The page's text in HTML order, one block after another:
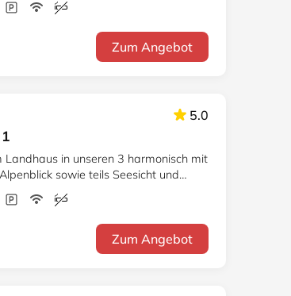
Zum Angebot
5.0
in unseren 3 harmonisch mit
sowie teils Seesicht und
Zum Angebot